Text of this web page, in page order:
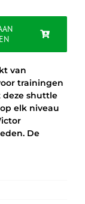
van
trainingen
deze shuttle
elk niveau
De